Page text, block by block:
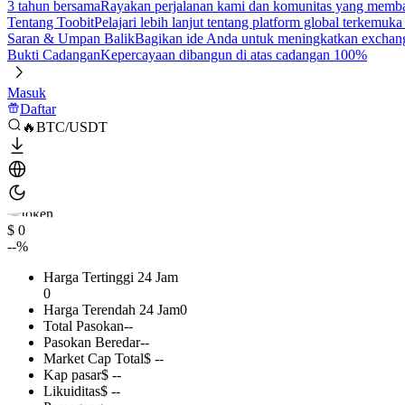
3 tahun bersamaRayakan perjalanan kami dan komunitas yang
Tentang ToobitPelajari lebih lanjut tentang platform global terkemuka
Saran & Umpan BalikBagikan ide Anda untuk meningkatkan
Bukti CadanganKepercayaan dibangun di atas cadangan 100%
Masuk
Daftar
🔥BTC/USDT
$ 0
--%
Harga Tertinggi 24 Jam
0
Harga Terendah 24 Jam0
Total Pasokan--
Pasokan Beredar--
Market Cap Total$ --
Kap pasar$ --
Likuiditas$ --